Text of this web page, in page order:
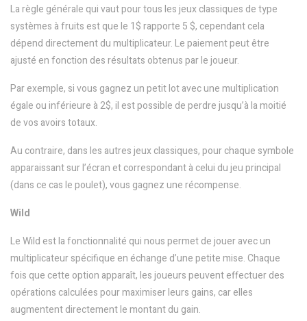
La règle générale qui vaut pour tous les jeux classiques de type
systèmes à fruits est que le 1$ rapporte 5 $, cependant cela
dépend directement du multiplicateur. Le paiement peut être
ajusté en fonction des résultats obtenus par le joueur.
Par exemple, si vous gagnez un petit lot avec une multiplication
égale ou inférieure à 2$, il est possible de perdre jusqu’à la moitié
de vos avoirs totaux.
Au contraire, dans les autres jeux classiques, pour chaque symbole
apparaissant sur l’écran et correspondant à celui du jeu principal
(dans ce cas le poulet), vous gagnez une récompense.
Wild
Le Wild est la fonctionnalité qui nous permet de jouer avec un
multiplicateur spécifique en échange d’une petite mise. Chaque
fois que cette option apparaît, les joueurs peuvent effectuer des
opérations calculées pour maximiser leurs gains, car elles
augmentent directement le montant du gain.